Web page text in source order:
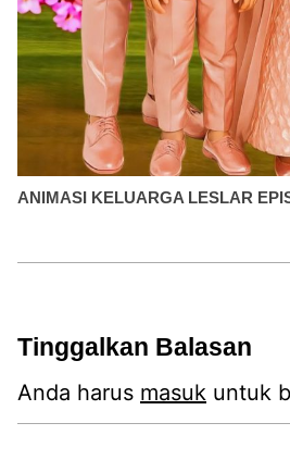
ANIMASI KELUARGA LESLAR
Tinggalkan Balasan
Anda harus masuk untuk